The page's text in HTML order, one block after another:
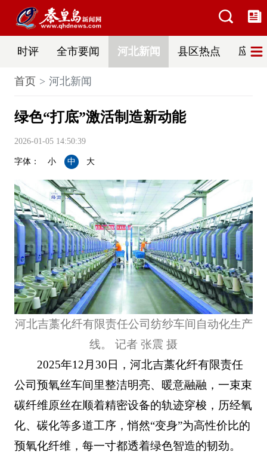
时评 全市要闻 河北新闻 县区热点 应急
首页 河北新闻
绿色“打底”激活制造新动能
2026-01-05 14:50:39
字体： 小 中 大
河北吉藁化纤有限责任公司纺纱车间自动化生产
线。 记者 张震 摄
2025年12月30日，河北吉藁化纤有限责任
公司预氧丝车间里整洁明亮、暖意融融，一束束
碳纤维原丝在顺着精密设备的轨迹穿梭，历经氧
化、碳化等多道工序，悄然“变身”为高性价比的
预氧化纤维，每一寸都透着绿色智造的韧劲。